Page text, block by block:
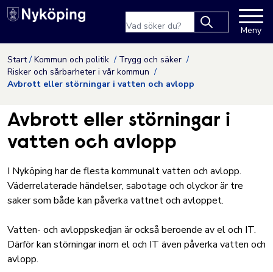
Hoppa till innehåll
Nyköpings kommuns
results.
Meny
Start Kommun och politik
Trygg och säker
Risker och sårbarheter i vår kommun
Avbrott eller störningar i vatten och avlopp
Avbrott eller störningar i
vatten och avlopp
I Nyköping har de flesta kommunalt vatten och avlopp.
Väderrelaterade händelser, sabotage och olyckor är tre
saker som både kan påverka vattnet och avloppet.
Vatten- och avloppskedjan är också beroende av el och IT.
Därför kan störningar inom el och IT även påverka vatten och
avlopp.